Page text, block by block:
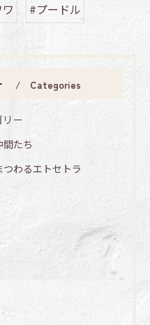
#プードル
Categories
ー
たち
わるエトセトラ